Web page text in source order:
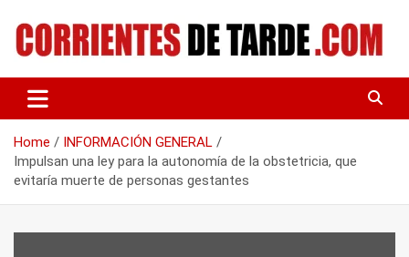
content
CORRIENTES DE TARDE
Home
INFORMACIÓN GENERAL
Impulsan una ley para la autonomía de la obstetricia, que
evitaría muerte de personas gestantes